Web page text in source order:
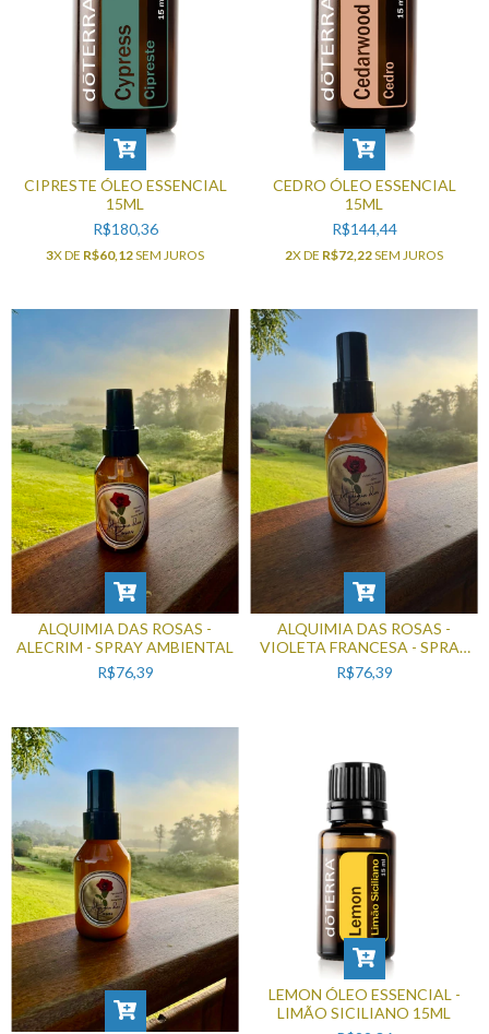
CIPRESTE ÓLEO ESSENCIAL
15ML
R$180,36
3X DE R$60,12SEM JUROS
CEDRO ÓLEO ESSENCIAL
15ML
R$144,44
2X DE R$72,22SEM JUROS
ALQUIMIA DAS ROSAS -
ALECRIM - SPRAY AMBIENTAL
R$76,39
ALQUIMIA DAS ROSAS -
VIOLETA FRANCESA - SPRAY
AMBIENTAL
R$76,39
LEMON ÓLEO ESSENCIAL -
LIMÃO SICILIANO 15ML